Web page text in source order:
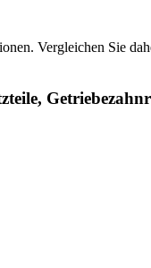
Vergleichen Sie